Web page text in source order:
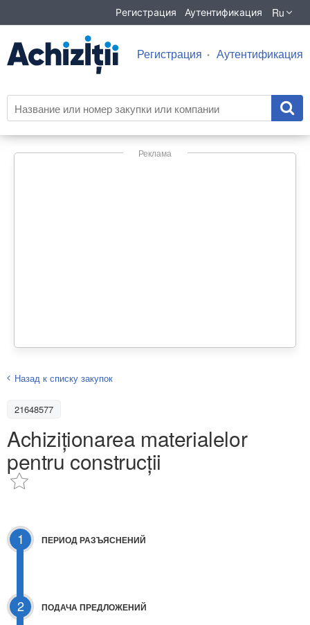
Регистрация Аутентификация Ru
Регистрация Аутентификация
Реклама
Назад к списку закупок
21648577
Achiziționarea materialelor
pentru construcții
1 ПЕРИОД РАЗЪЯСНЕНИЙ
2 ПОДАЧА ПРЕДЛОЖЕНИЙ